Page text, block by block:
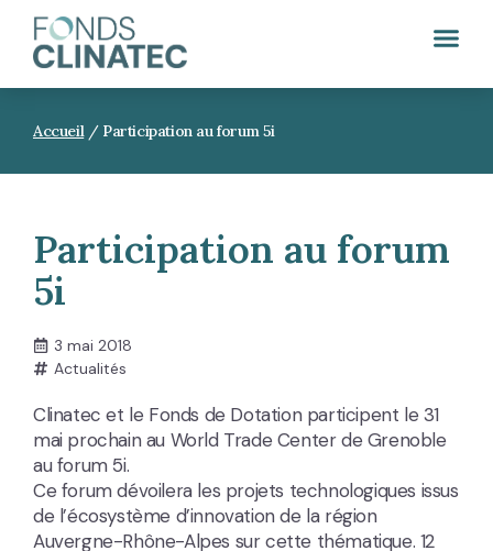
Accueil / Participation au forum 5i
Participation au forum
5i
3 mai 2018
Actualités
Clinatec et le Fonds de Dotation participent le 31
mai prochain au World Trade Center de Grenoble
au forum 5i.
Ce forum dévoilera les projets technologiques issus
de l’écosystème d’innovation de la région
Auvergne-Rhône-Alpes sur cette thématique. 12